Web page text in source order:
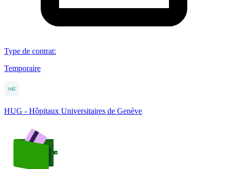
Type de contrat:
Temporaire
HUG - Hôpitaux Universitaires de Genève